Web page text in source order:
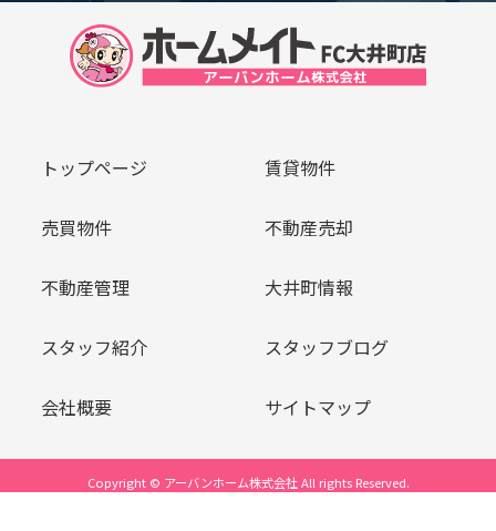
トップページ 賃貸物件
売買物件 不動産売却
不動産管理 大井町情報
スタッフ紹介 スタッフブログ
会社概要 サイトマップ
Copyright © アーバンホーム株式会社 All rights Reserved.